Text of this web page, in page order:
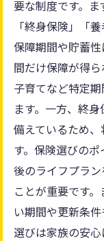
リスト
生命保険で
に入れよう
要な制度です。ま
「終身保険」「
保障期間や貯蓄
間だけ保障が得
子育てなど特定
ます。一方、終
備えているため
す。保険選びの
後のライフプラ
ことが重要です
い期間や更新条
選びは家族の安